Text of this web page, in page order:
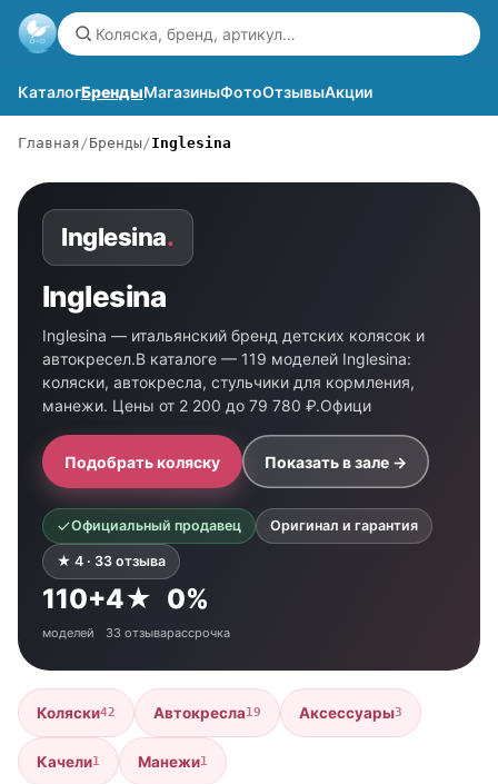
КаталогБрендыМагазиныФотоОтзывыАкции
Главная Бренды Inglesina
Inglesina.
Inglesina
Inglesina — итальянский бренд детских колясок и
автокресел.В каталоге — 119 моделей Inglesina:
коляски, автокресла, стульчики для кормления,
манежи. Цены от 2 200 до 79 780 ₽.Офици
Подобрать коляску Показать в зале →
Официальный продавец Оригинал и гарантия
★ 4 · 33 отзыва
110+
моделей
4★
33 отзыва
0%
рассрочка
Коляски42 Автокресла19 Аксессуары3
Качели1 Манежи1